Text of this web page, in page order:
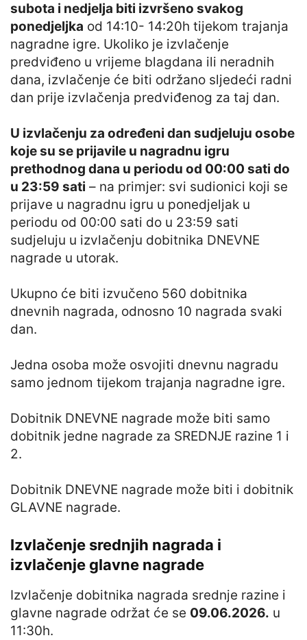
subota i nedjelja biti izvršeno svakog
ponedjeljka od 14:10- 14:20h tijekom trajanja
nagradne igre. Ukoliko je izvlačenje
predviđeno u vrijeme blagdana ili neradnih
dana, izvlačenje će biti održano sljedeći radni
dan prije izvlačenja predviđenog za taj dan.
U izvlačenju za određeni dan sudjeluju osobe
koje su se prijavile u nagradnu igru
prethodnog dana u periodu od 00:00 sati do
u 23:59 sati – na primjer: svi sudionici koji se
prijave u nagradnu igru u ponedjeljak u
periodu od 00:00 sati do u 23:59 sati
sudjeluju u izvlačenju dobitnika DNEVNE
nagrade u utorak.
Ukupno će biti izvučeno 560 dobitnika
dnevnih nagrada, odnosno 10 nagrada svaki
dan.
Jedna osoba može osvojiti dnevnu nagradu
samo jednom tijekom trajanja nagradne igre.
Dobitnik DNEVNE nagrade može biti samo
dobitnik jedne nagrade za SREDNJE razine 1 i
2.
Dobitnik DNEVNE nagrade može biti i dobitnik
GLAVNE nagrade.
Izvlačenje srednjih nagrada i
izvlačenje glavne nagrade
Izvlačenje dobitnika nagrada srednje razine i
glavne nagrade održat će se 09.06.2026. u
11:30h.